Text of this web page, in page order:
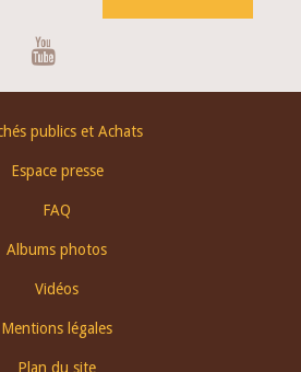
publics et Achats
Espace presse
FAQ
Albums photos
Vidéos
Mentions légales
Plan du site